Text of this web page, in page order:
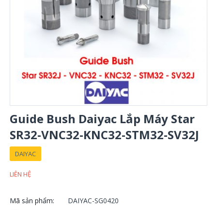
Guide Bush Daiyac Lắp Máy Star
SR32-VNC32-KNC32-STM32-SV32J
DAIYAC
LIÊN HỆ
Mã sản phẩm:
DAIYAC-SG0420